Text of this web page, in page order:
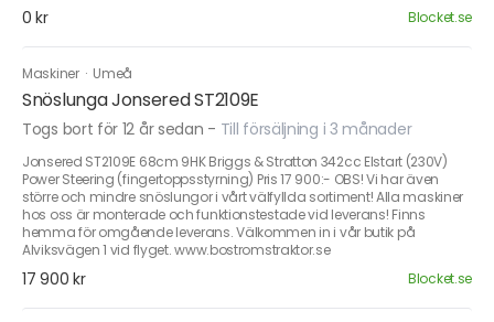
0 kr Blocket.se
Maskiner · Umeå
Snöslunga Jonsered ST2109E
Togs bort för 12 år sedan - Till försäljning i 3 månader
Jonsered ST2109E 68cm 9HK Briggs & Stratton 342cc Elstart (230V)
Power Steering (fingertoppsstyrning) Pris 17 900:- OBS! Vi har även
större och mindre snöslungor i vårt välfyllda sortiment! Alla maskiner
hos oss är monterade och funktionstestade vid leverans! Finns
hemma för omgående leverans. Välkommen in i vår butik på
Alviksvägen 1 vid flyget. www.bostromstraktor.se
17 900 kr Blocket.se